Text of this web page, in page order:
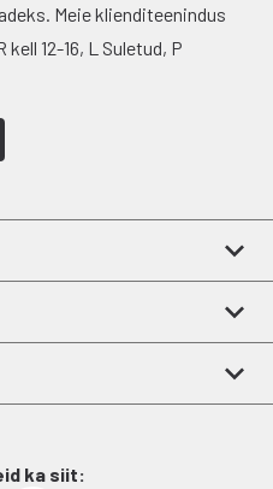
Meie klienditeenindus
12-16, L Suletud, P
ka siit: